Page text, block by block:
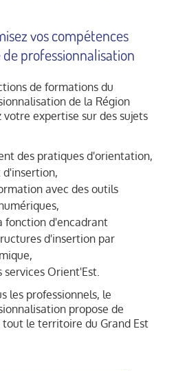
vos compétences
professionnalisation
de formations du
de la Région
expertise sur des sujets
des pratiques d'orientation,
avec des outils
fonction d'encadrant
d'insertion par
Orient'Est.
les professionnels, le
propose de
tout le territoire du Grand Est